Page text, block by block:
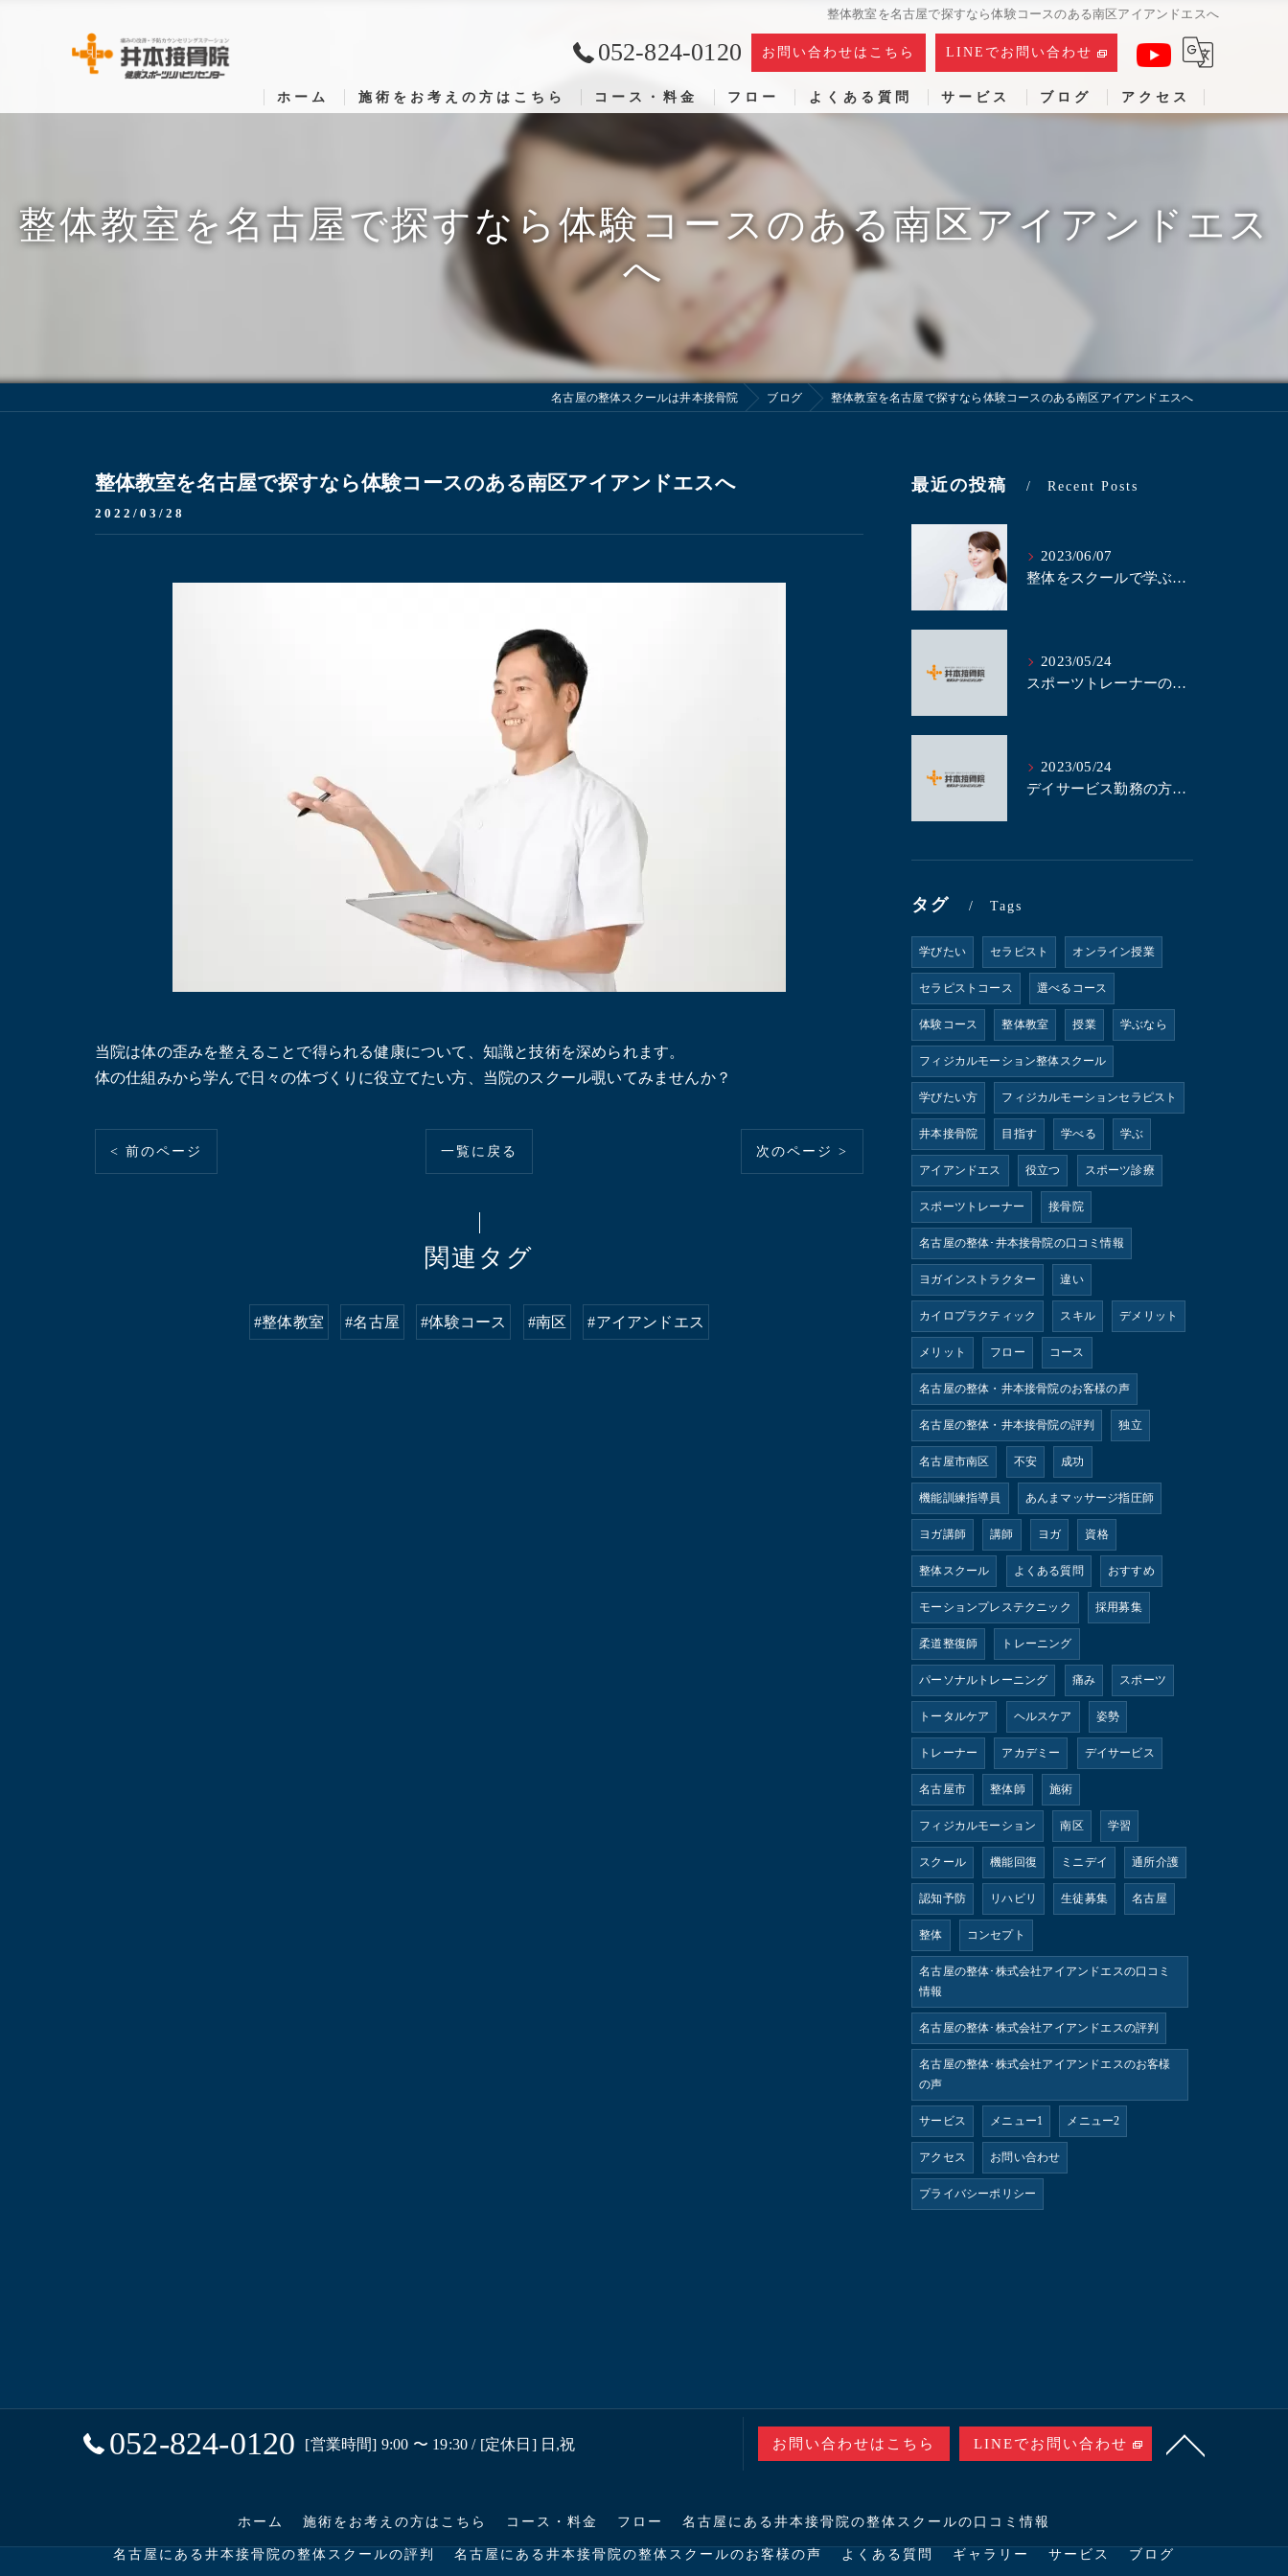
整体教室を名古屋で探すなら体験コースのある南区アイアンドエスへ
052-824-0120 お問い合わせはこちら LINEでお問い合わせ
ホーム 施術をお考えの方はこちら コース・料金 フロー よくある質問 サービス ブログ アクセス
整体教室を名古屋で探すなら体験コースのある南区アイアンドエス
へ
名古屋の整体スクールは井本接骨院 ブログ 整体教室を名古屋で探すなら体験コースのある南区アイアンドエスへ
整体教室を名古屋で探すなら体験コースのある南区アイアンドエスへ
2022/03/28
当院は体の歪みを整えることで得られる健康について、知識と技術を深められます。
体の仕組みから学んで日々の体づくりに役立てたい方、当院のスクール覗いてみませんか？
< 前のページ 一覧に戻る 次のページ >
関連タグ
#整体教室 #名古屋 #体験コース #南区 #アイアンドエス
最近の投稿 Recent Posts
2023/06/07
整体をスクールで学ぶべき理由とは？｜名古屋にある井本接骨院
2023/05/24
スポーツトレーナーの方、当整体スクールで整体を学びませんか？｜名古屋の整体スクール井本接骨院
2023/05/24
デイサービス勤務の方、整体の技術を学んで業務に活かしませんか？｜名古屋の整体スクール井本接骨院
タグ Tags
学びたい セラピスト オンライン授業
セラピストコース 選べるコース
体験コース 整体教室 授業 学ぶなら
フィジカルモーション整体スクール
学びたい方 フィジカルモーションセラピスト
井本接骨院 目指す 学べる 学ぶ
アイアンドエス 役立つ スポーツ診療
スポーツトレーナー 接骨院
名古屋の整体･井本接骨院の口コミ情報
ヨガインストラクター 違い
カイロプラクティック スキル デメリット
メリット フロー コース
名古屋の整体・井本接骨院のお客様の声
名古屋の整体・井本接骨院の評判 独立
名古屋市南区 不安 成功
機能訓練指導員 あんまマッサージ指圧師
ヨガ講師 講師 ヨガ 資格
整体スクール よくある質問 おすすめ
モーションプレステクニック 採用募集
柔道整復師 トレーニング
パーソナルトレーニング 痛み スポーツ
トータルケア ヘルスケア 姿勢
トレーナー アカデミー デイサービス
名古屋市 整体師 施術
フィジカルモーション 南区 学習
スクール 機能回復 ミニデイ 通所介護
認知予防 リハビリ 生徒募集 名古屋
整体 コンセプト
名古屋の整体･株式会社アイアンドエスの口コミ
情報
名古屋の整体･株式会社アイアンドエスの評判
名古屋の整体･株式会社アイアンドエスのお客様
の声
サービス メニュー1 メニュー2
アクセス お問い合わせ
プライバシーポリシー
052-824-0120 [営業時間] 9:00 〜 19:30 / [定休日] 日,祝 お問い合わせはこちら LINEでお問い合わせ
ホーム 施術をお考えの方はこちら コース・料金 フロー 名古屋にある井本接骨院の整体スクールの口コミ情報
名古屋にある井本接骨院の整体スクールの評判 名古屋にある井本接骨院の整体スクールのお客様の声 よくある質問 ギャラリー サービス ブログ